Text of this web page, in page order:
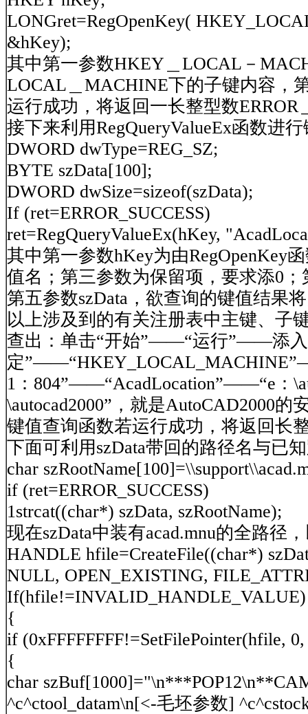
LONGret=RegOpenKey(
&hKey);
其中第一参数HKEY＿LOCAL－
LOCAL＿MACHINE下的子键内容，
运行成功，将返回一长整型数ERROR
接下来利用RegQueryValueEx函数进
DWORD dwType=REG_SZ;
BYTE szData[100];
DWORD dwSize=sizeof(szData);
If (ret=ERROR_SUCCESS)
ret=RegQueryValueEx(hKey,
其中第一参数hKey为由RegOpenKey
值名；第三参数为保留项，要求添0
第五参数szData，欲查询的键值结果
以上涉及到的有关注册表中主键、子
查出：单击“开始”――“运行”――添
定
1：804”――“AcadLocation”――“e：
\autocad2000”，就是AutoCAD2000
键值查询函数若运行成功，将返回长
下面可利用szData带回的路径名与已
char
if (ret=ERROR_SUCCESS)
1strcat((char*) szData, szRootName);
现在szData中装有acad.mnu的全路径
HANDLE hfile=CreateFile((char*)
NULL, OPEN_EXISTING,
If(hfile!=INVALID_HANDLE_VALUE)
{
if (0xFFFFFFFF!=SetFilePointer(hfile,
{
char
^c^ctool_datam\n[<-毛坯参数]